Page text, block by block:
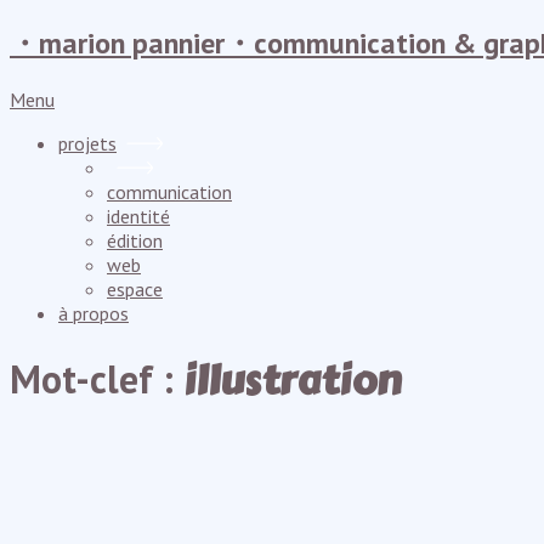
・marion pannier・communication &
Menu
projets
communication
identité
édition
web
espace
à propos
Mot-clef : illustration